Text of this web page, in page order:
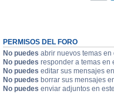
PERMISOS DEL FORO
No puedes abrir nuevos temas en
No puedes responder a temas en
No puedes editar sus mensajes
No puedes borrar sus mensajes
No puedes enviar adjuntos en